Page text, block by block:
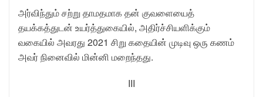
அர்விந்தும் சற்று தாமதமாக தன் குவளையைத்
தயக்கத்துடன் உயர்த்துகையில், அதிர்ச்சியளிக்கும்
வகையில் அவரது 2021 சிறு கதையின் முடிவு ஒரு கணம்
அவர் நினைவில் மின்னி மறைந்தது.
III